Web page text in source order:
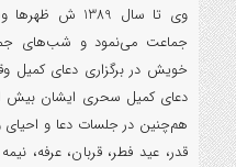
وی تا سال
جماعت می‌نمود و شب‌های
خویش در برگزاری دعای کمیل
دعای کمیل سحری ایشان بیش
هم‌چنین در جلسات دعا و
قدر، عید فطر، قربان، عرفه،